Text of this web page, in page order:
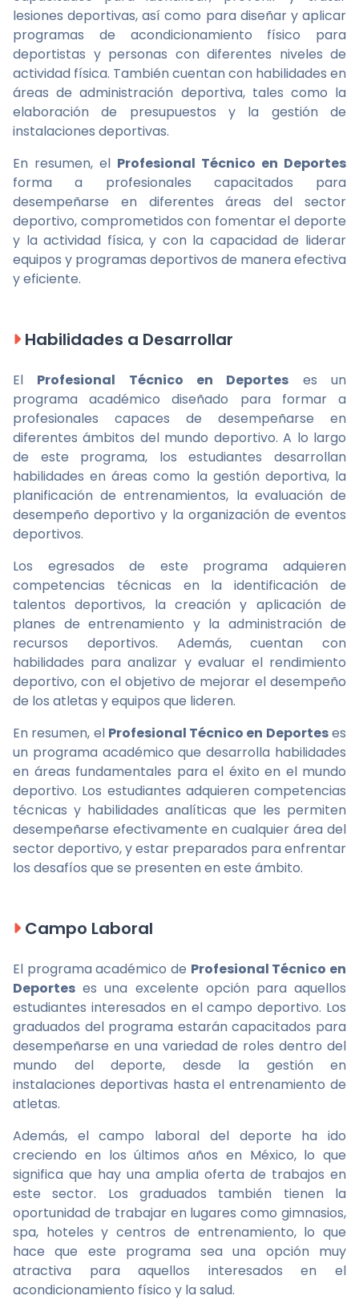
lesiones deportivas, así como para diseñar y aplicar
programas de acondicionamiento físico para
deportistas y personas con diferentes niveles de
actividad física. También cuentan con habilidades en
áreas de administración deportiva, tales como la
elaboración de presupuestos y la gestión de
instalaciones deportivas.
En resumen, el Profesional Técnico en Deportes
forma a profesionales capacitados para
desempeñarse en diferentes áreas del sector
deportivo, comprometidos con fomentar el deporte
y la actividad física, y con la capacidad de liderar
equipos y programas deportivos de manera efectiva
y eficiente.
Habilidades a Desarrollar
El Profesional Técnico en Deportes es un
programa académico diseñado para formar a
profesionales capaces de desempeñarse en
diferentes ámbitos del mundo deportivo. A lo largo
de este programa, los estudiantes desarrollan
habilidades en áreas como la gestión deportiva, la
planificación de entrenamientos, la evaluación de
desempeño deportivo y la organización de eventos
deportivos.
Los egresados de este programa adquieren
competencias técnicas en la identificación de
talentos deportivos, la creación y aplicación de
planes de entrenamiento y la administración de
recursos deportivos. Además, cuentan con
habilidades para analizar y evaluar el rendimiento
deportivo, con el objetivo de mejorar el desempeño
de los atletas y equipos que lideren.
En resumen, el Profesional Técnico en Deporteses
un programa académico que desarrolla habilidades
en áreas fundamentales para el éxito en el mundo
deportivo. Los estudiantes adquieren competencias
técnicas y habilidades analíticas que les permiten
desempeñarse efectivamente en cualquier área del
sector deportivo, y estar preparados para enfrentar
los desafíos que se presenten en este ámbito.
Campo Laboral
El programa académico de Profesional Técnico en
Deportes es una excelente opción para aquellos
estudiantes interesados en el campo deportivo. Los
graduados del programa estarán capacitados para
desempeñarse en una variedad de roles dentro del
mundo del deporte, desde la gestión en
instalaciones deportivas hasta el entrenamiento de
atletas.
Además, el campo laboral del deporte ha ido
creciendo en los últimos años en México, lo que
significa que hay una amplia oferta de trabajos en
este sector. Los graduados también tienen la
oportunidad de trabajar en lugares como gimnasios,
spa, hoteles y centros de entrenamiento, lo que
hace que este programa sea una opción muy
atractiva para aquellos interesados en el
acondicionamiento físico y la salud.